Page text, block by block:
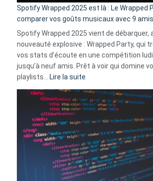
»
Solly
change
la
vie
sans-
abri
en
3
secondes
Spotify Wrapped 2025 est là : Le Wrapped
comparer vos goûts musicaux avec 9
Spotify Wrapped 2025 vient de débarquer,
nouveauté explosive : Wrapped Party, qui
vos stats d’écoute en une compétition
jusqu’à neuf amis. Prêt à voir qui domine
playlists…
Lire la suite
Wrapped
2025
est
:
Le
Wrapped
Party